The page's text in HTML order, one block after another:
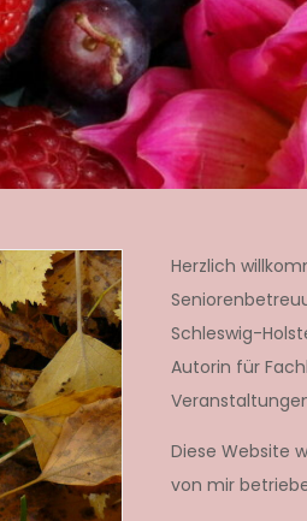
Herzlich
Schleswig-
Autorin für
Diese Website
von mir